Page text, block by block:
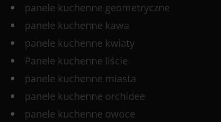
panele kuchenne geometryczne
panele kuchenne kawa
panele kuchenne kwiaty
Panele kuchenne liście
panele kuchenne miasta
panele kuchenne orchidee
panele kuchenne owoce